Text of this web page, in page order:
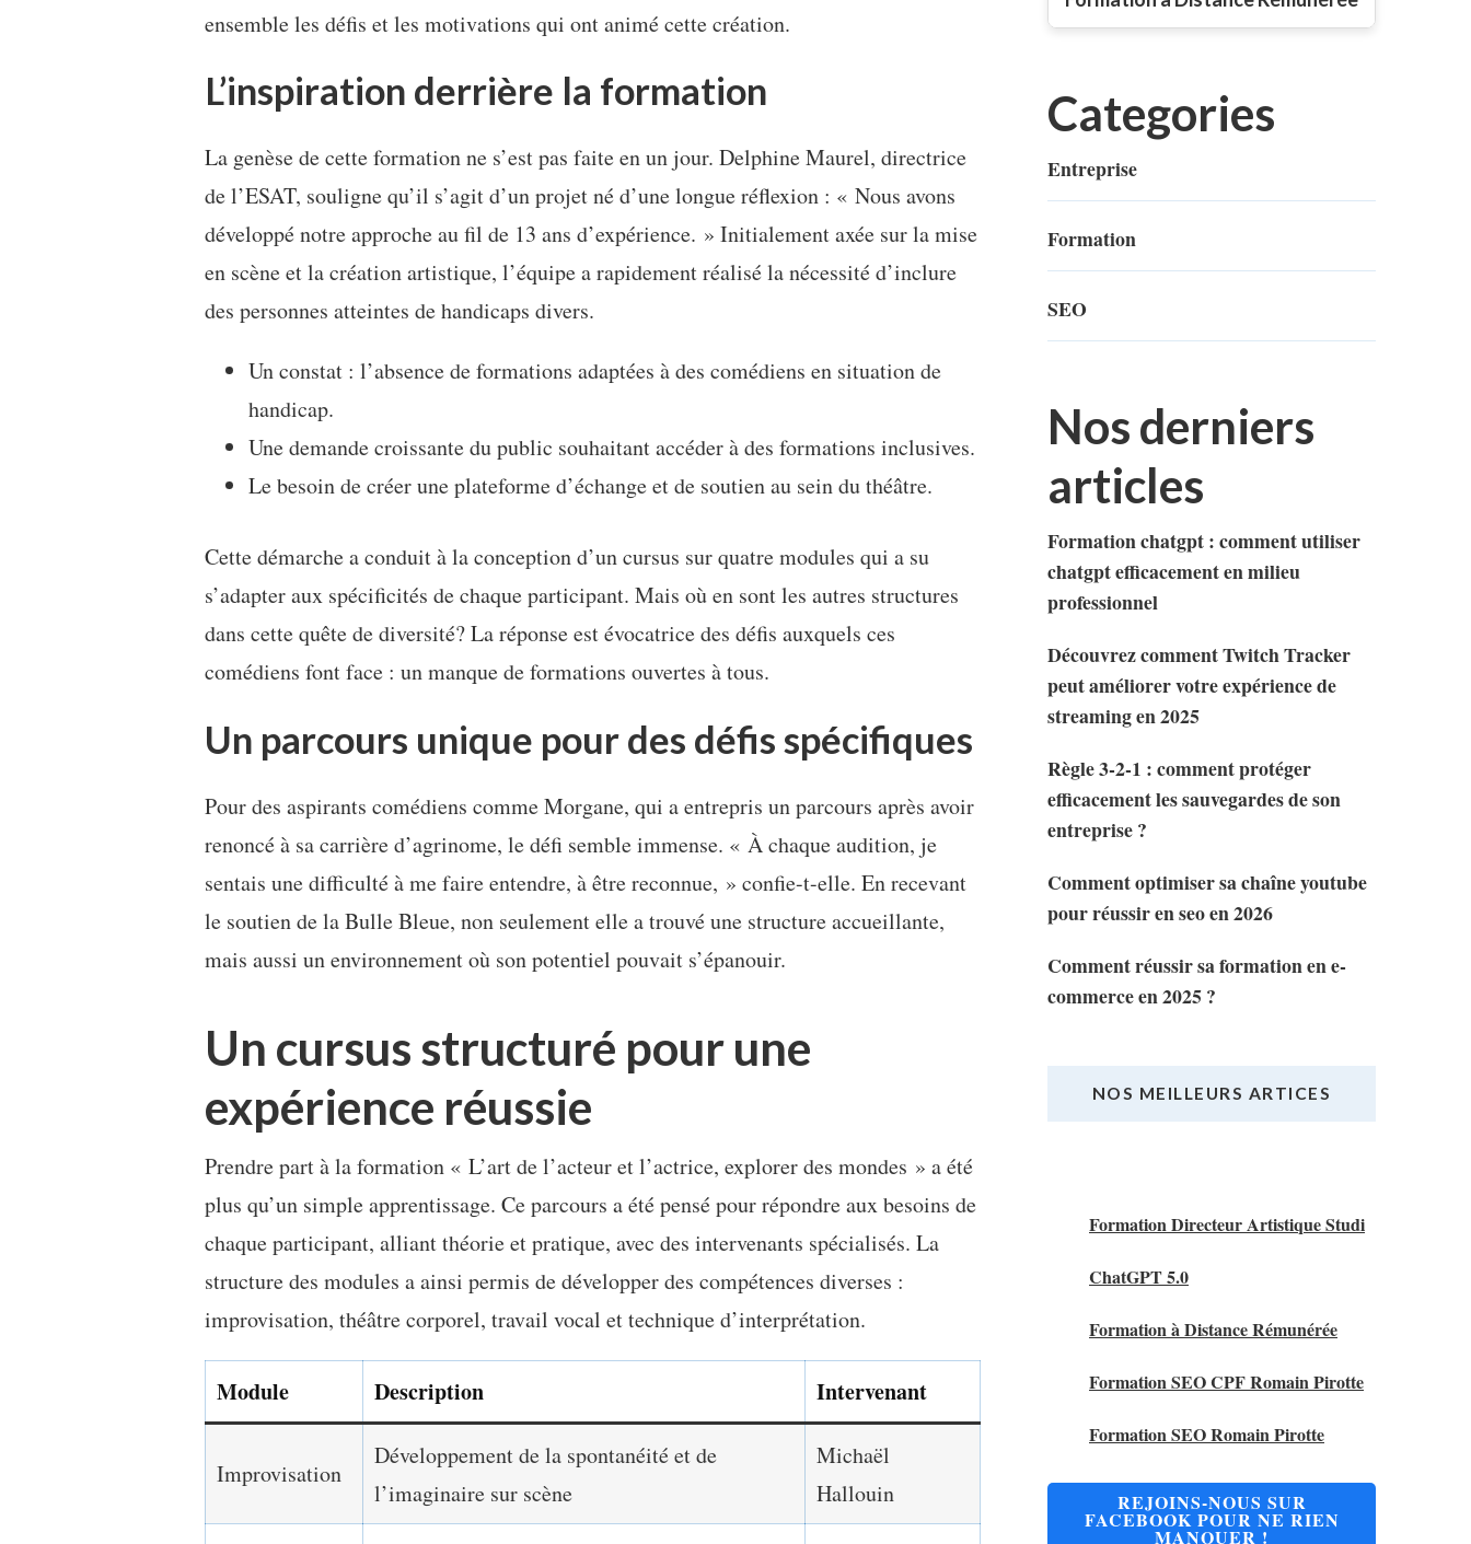
ensemble les défis et les motivations qui ont animé cette création.
L’inspiration derrière la formation
La genèse de cette formation ne s’est pas faite en un jour. Delphine Maurel, directrice
de l’ESAT, souligne qu’il s’agit d’un projet né d’une longue réflexion : « Nous avons
développé notre approche au fil de 13 ans d’expérience. » Initialement axée sur la mise
en scène et la création artistique, l’équipe a rapidement réalisé la nécessité d’inclure
des personnes atteintes de handicaps divers.
Un constat : l’absence de formations adaptées à des comédiens en situation de
handicap.
Une demande croissante du public souhaitant accéder à des formations inclusives.
Le besoin de créer une plateforme d’échange et de soutien au sein du théâtre.
Cette démarche a conduit à la conception d’un cursus sur quatre modules qui a su
s’adapter aux spécificités de chaque participant. Mais où en sont les autres structures
dans cette quête de diversité? La réponse est évocatrice des défis auxquels ces
comédiens font face : un manque de formations ouvertes à tous.
Un parcours unique pour des défis spécifiques
Pour des aspirants comédiens comme Morgane, qui a entrepris un parcours après avoir
renoncé à sa carrière d’agrinome, le défi semble immense. « À chaque audition, je
sentais une difficulté à me faire entendre, à être reconnue, » confie-t-elle. En recevant
le soutien de la Bulle Bleue, non seulement elle a trouvé une structure accueillante,
mais aussi un environnement où son potentiel pouvait s’épanouir.
Un cursus structuré pour une
expérience réussie
Prendre part à la formation « L’art de l’acteur et l’actrice, explorer des mondes » a été
plus qu’un simple apprentissage. Ce parcours a été pensé pour répondre aux besoins de
chaque participant, alliant théorie et pratique, avec des intervenants spécialisés. La
structure des modules a ainsi permis de développer des compétences diverses :
improvisation, théâtre corporel, travail vocal et technique d’interprétation.
Module Description Intervenant
Improvisation
Développement de la spontanéité et de
l’imaginaire sur scène
Michaël
Hallouin
Categories
Entreprise
Formation
SEO
Nos derniers
articles
Formation chatgpt : comment utiliser
chatgpt efficacement en milieu
professionnel
Découvrez comment Twitch Tracker
peut améliorer votre expérience de
streaming en 2025
Règle 3-2-1 : comment protéger
efficacement les sauvegardes de son
entreprise ?
Comment optimiser sa chaîne youtube
pour réussir en seo en 2026
Comment réussir sa formation en e-
commerce en 2025 ?
NOS MEILLEURS ARTICES
Formation Directeur Artistique Studi
ChatGPT 5.0
Formation à Distance Rémunérée
Formation SEO CPF Romain Pirotte
Formation SEO Romain Pirotte
REJOINS-NOUS SUR
FACEBOOK POUR NE RIEN
MANQUER !